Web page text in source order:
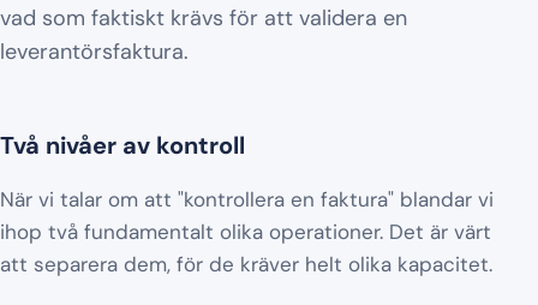
vad som faktiskt krävs för att validera en
leverantörsfaktura.
Två nivåer av kontroll
När vi talar om att "kontrollera en faktura" blandar vi
ihop två fundamentalt olika operationer. Det är värt
att separera dem, för de kräver helt olika kapacitet.